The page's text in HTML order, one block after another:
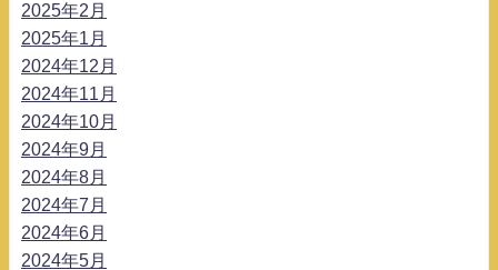
2025年2月
2025年1月
2024年12月
2024年11月
2024年10月
2024年9月
2024年8月
2024年7月
2024年6月
2024年5月